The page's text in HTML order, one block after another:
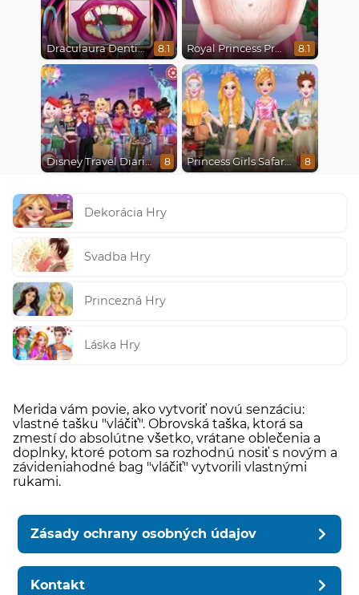
Draculaura Dentist 8.1 Royal Princess Pregnant 8.1
Disney Travel Diaries: City Break 8 Princess Girls Safari Trip 8
Dekorácia Hry
Svadba Hry
Princezná Hry
Láska Hry
Merida vám povie, ako vytvoriť novú senzáciu:
vlastné tašku "vláčiť". Obrovská taška, ktorá sa
zmestí do absolútne všetko, vrátane oblečenia a
doplnky, ktoré potom sa rozhodnú nosiť s novým a
závideniahodné bag "vláčiť" vytvorili vlastnými
rukami.
Zásady ochrany osobných údajov
Kontakt